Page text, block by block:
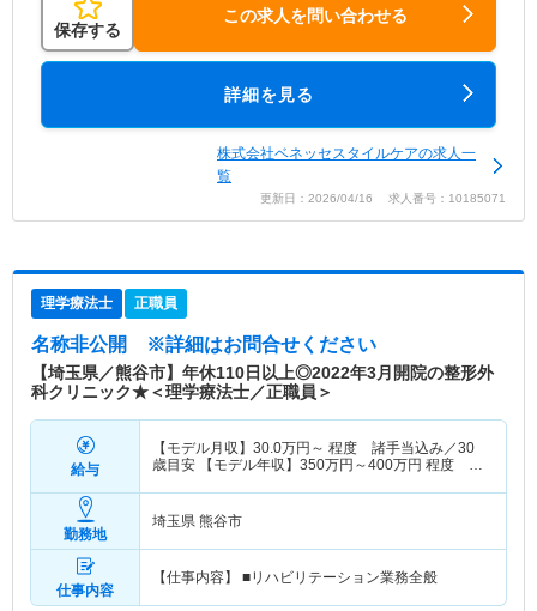
保存する
この求人を問い合わせる
詳細を見る
株式会社ベネッセスタイルケアの求人一
覧
更新日：2026/04/16 求人番号：10185071
理学療法士 正職員
名称非公開 ※詳細はお問合せください
【埼玉県／熊谷市】年休110日以上◎2022年3月開院の整形外
科クリニック★＜理学療法士／正職員＞
給与
【モデル月収】 30.0万円～ 程度 諸手当込み／30
歳目安 【モデル年収】 350万円～400万円 程度 諸
勤務地
埼玉県 熊谷市
仕事内容
【仕事内容】 ■リハビリテーション業務全般